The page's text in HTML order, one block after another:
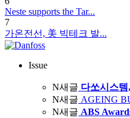
Neste supports the Tar...
7
가온전선, 美 빅테크 발...
Issue
N새글 다쏘시스
N새글 AGEING
N새글 ABS